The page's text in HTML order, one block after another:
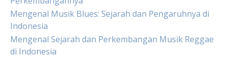
Mengenal Musik Blues: Sejarah dan Pengaruhnya di
Indonesia
Mengenal Sejarah dan Perkembangan Musik Reggae
di Indonesia